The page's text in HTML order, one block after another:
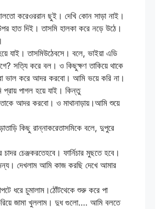
করেওররান ছুই। দেখি কোন সাড়া নাই।
হাত দিই। তাসমি হালকা করে নড়ে উঠে।
যাই। তাসমিউঠেবসে। বলে, ভাইয়া এডি
সত্যি করে বল। ও কিছুক্ষণ তাকিয়ে থাকে
ভাল করে আদর করবো। আমি ভয়ে করি না।
পাগল হয়ে যাই। কিন্তু
আদর করবো। ও মাথানাড়ায়।আমি শুয়ে
কিছু রান্নাকরেতাসমিকে বলে, দুপুরে
চেঞ্জকরতেহবে। ফার্নিচার মুছতে হবে।
দেখলাম আমি কাজ করছি দেখে আমার
ধরে চুমালাম।ঠোঁটথেকে শুরু করে পা
জামা খুললাম। দুধ গুলো…. আমি বলতে